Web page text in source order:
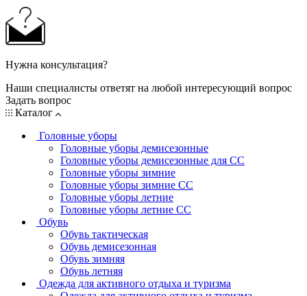
Нужна консультация?
Наши специалисты ответят на любой интересующий вопрос
Задать вопрос
Каталог
Головные уборы
Головные уборы демисезонные
Головные уборы демисезонные для СС
Головные уборы зимние
Головные уборы зимние СС
Головные уборы летние
Головные уборы летние СС
Обувь
Обувь тактическая
Обувь демисезонная
Обувь зимняя
Обувь летняя
Одежда для активного отдыха и туризма